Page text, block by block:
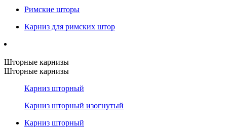
Римские шторы
Карниз для римских штор
Шторные карнизы
Шторные карнизы
Карниз шторный
Карниз шторный изогнутый
Карниз шторный